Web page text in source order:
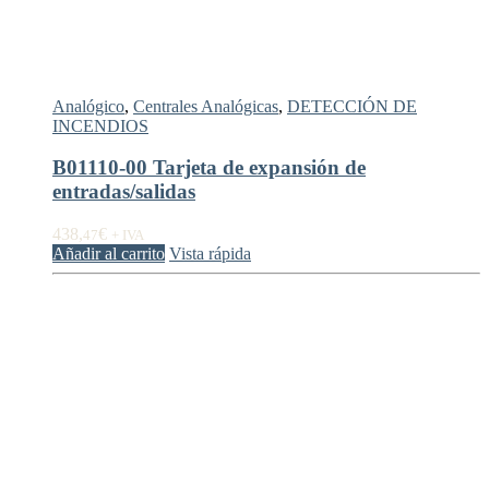
Analógico, Centrales Analógicas, DETECCIÓN DE
INCENDIOS
B01110-00 Tarjeta de expansión de
entradas/salidas
438,47€ + IVA
Añadir al carrito Vista rápida